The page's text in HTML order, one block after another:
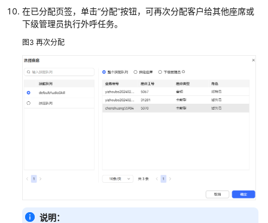
配
置
知
库
配
故
在已分配页签，单击“分配”按钮，可再次分配客户给其他座席或
下级管理员执行外呼任务。
图3 再次分配
说明：